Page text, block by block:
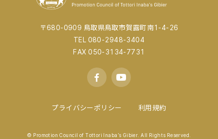
〒680-0909 鳥取県鳥取市賀露町南1-4-26
TEL 080-2948-3404
FAX 050-3134-7731
プライバシーポリシー 利用規約
© Promotion Council of Tottori Inaba’s Gibier. All Rights Reserved.